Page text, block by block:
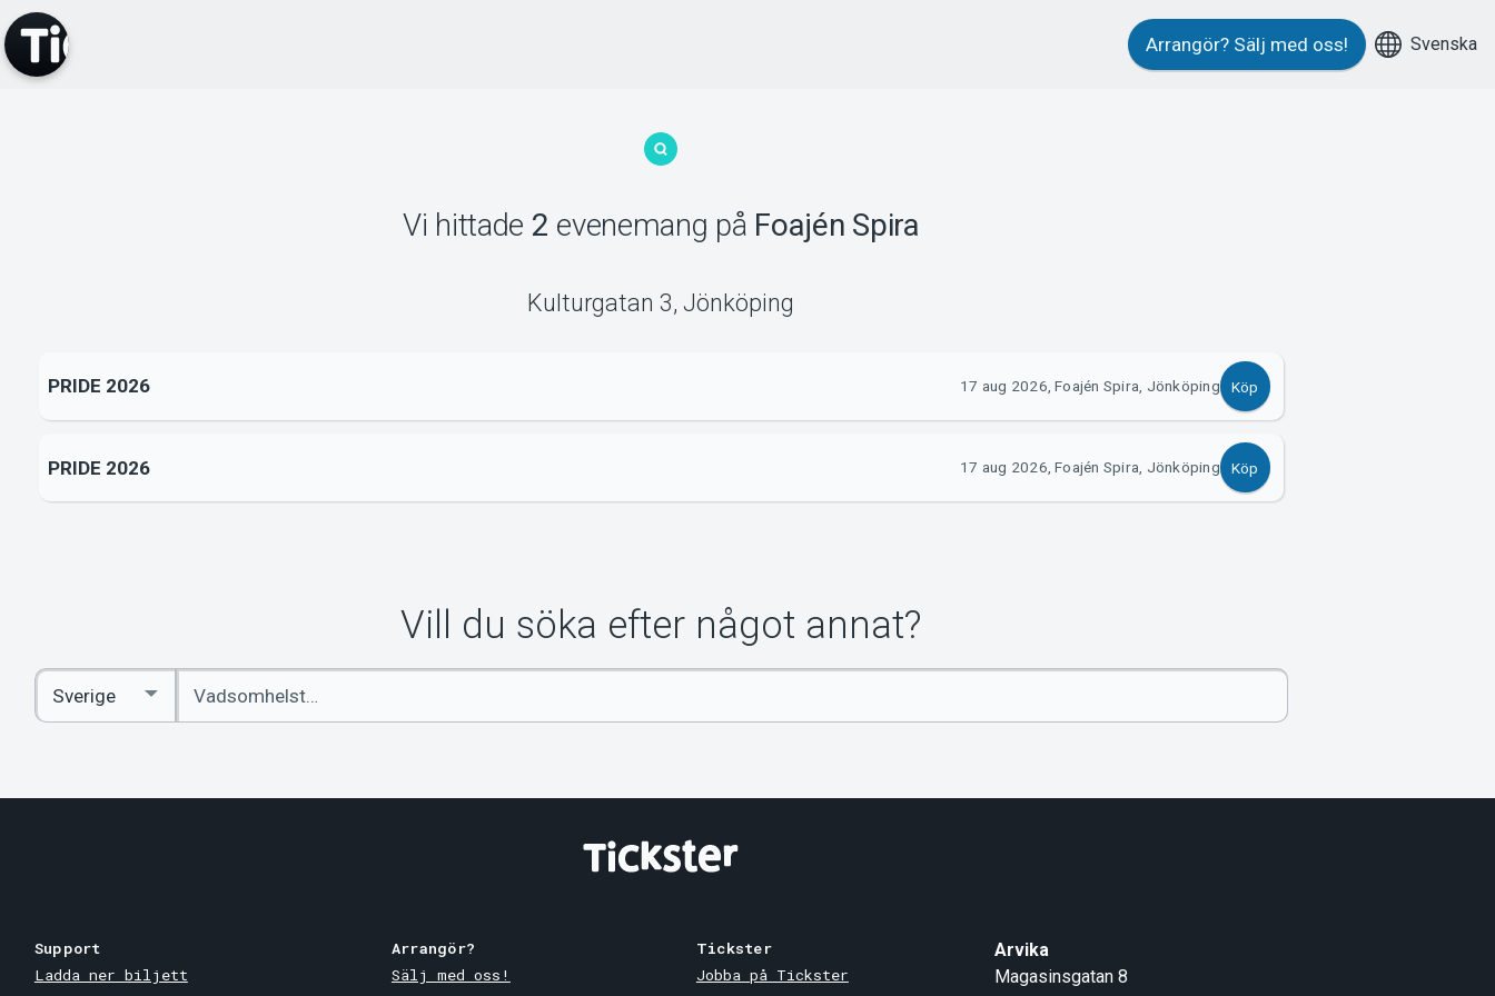
Arrangör? Sälj med oss! Svenska
Vi hittade 2 evenemang på Foajén Spira
Kulturgatan 3, Jönköping
PRIDE 2026 17 aug 2026, Foajén Spira, Jönköping Köp
PRIDE 2026 17 aug 2026, Foajén Spira, Jönköping Köp
Vill du söka efter något annat?
Ange
sökord
Select
Country
Support
Ladda ner biljett
Arrangör?
Sälj med oss!
Tickster
Jobba på Tickster
Arvika
Magasinsgatan 8